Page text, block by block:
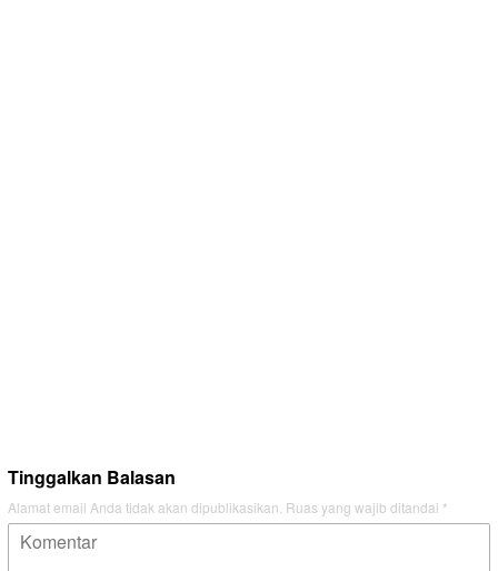
Tinggalkan Balasan
Alamat email Anda tidak akan dipublikasikan. Ruas yang wajib ditandai *